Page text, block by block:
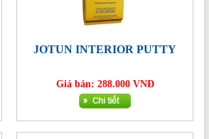
JOTUN INTERIOR PUTTY
Giá bán: 288.000 VNĐ